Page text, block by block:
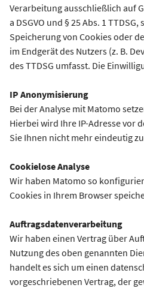
Verarbeitung ausschließlich auf
a DSGVO und § 25 Abs. 1
Speicherung von Cookies oder
im Endgerät des Nutzers (z. B.
des TTDSG umfasst. Die
IP Anonymisierung
Bei der Analyse mit Matomo
Hierbei wird Ihre IP-Adresse vor
Sie Ihnen nicht mehr eindeutig
Cookielose Analyse
Wir haben Matomo so
Cookies in Ihrem Browser
Auftragsdatenverarbeitung
Wir haben einen Vertrag über
Nutzung des oben genannten
handelt es sich um einen
vorgeschriebenen Vertrag, der